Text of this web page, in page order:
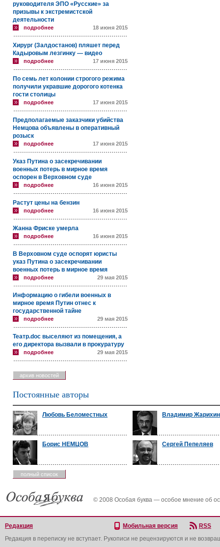
руководителя ЭПО «Русские» за
призывы к экстремистской
деятельности
подробнее 18 июня 2015
Хирург (Залдостанов) пляшет перед
Кадыровым лезгинку — видео
подробнее 17 июня 2015
По семь лет колонии строгого режима
получили укравшие дорогого котенка
гости столицы
подробнее 17 июня 2015
Предполагаемые заказчики убийства
Немцова объявлены в оперативный
розыск
подробнее 17 июня 2015
Указ Путина о засекречивании
военных потерь в мирное время
оспорен в Верховном суде
подробнее 16 июня 2015
Растут цены на бензин
подробнее 16 июня 2015
Жанна Фриске умерла
подробнее 16 июня 2015
В Верховном суде оспорят юристы
указ Путина о засекречивании
военных потерь в мирное время
подробнее 29 мая 2015
Информацию о гибели военных в
мирное время Путин отнес к
государственной тайне
подробнее 29 мая 2015
Театр.doc выселяют из помещения, а
его директора вызвали в прокуратуру
подробнее 29 мая 2015
архив новостей
Постоянные авторы
Любовь Беломестных Владимир Жарихин
Борис НЕМЦОВ Сергей Пепеляев
полный список
© 2008 Особая буква — особое мнение об
Редакция Мобильная версия
RSS
Редакция в переписку не вступает. Рукописи не рецензируются и не